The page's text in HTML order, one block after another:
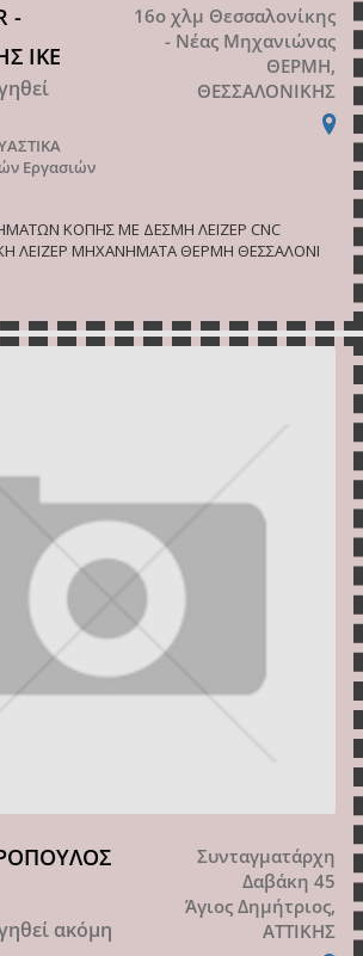
-
ΙΚΕ
Εργασιών
16ο χλμ Θεσσαλονίκης
- Νέας Μηχανιώνας
ΘΕΡΜΗ,
ΘΕΣΣΑΛΟΝΙΚΗΣ
ΚΟΠΗΣ ΜΕ ΔΕΣΜΗ ΛΕΪΖΕΡ CNC
ΛΕΪΖΕΡ ΜΗΧΑΝΗΜΑΤΑ ΘΕΡΜΗ ΘΕΣΣΑΛΟΝΙ
ακόμη
Συνταγματάρχη
Δαβάκη 45
Άγιος Δημήτριος,
ΑΤΤΙΚΗΣ